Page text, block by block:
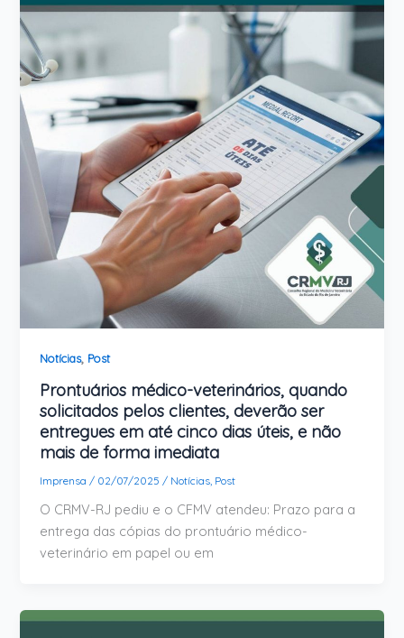
Notícias, Post
Prontuários médico-veterinários, quando
solicitados pelos clientes, deverão ser
entregues em até cinco dias úteis, e não
mais de forma imediata
Imprensa/ 02/07/2025/ Notícias, Post
O CRMV-RJ pediu e o CFMV atendeu: Prazo para a
entrega das cópias do prontuário médico-
veterinário em papel ou em